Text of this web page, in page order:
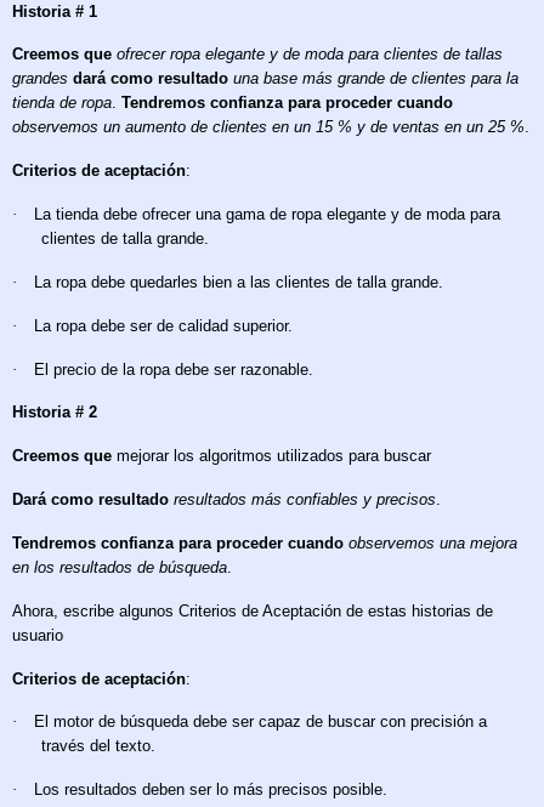
Historia # 1
Creemos que ofrecer ropa elegante y de moda para clientes de tallas
grandes dará como resultado una base más grande de clientes para la
tienda de ropa. Tendremos confianza para proceder cuando
observemos un aumento de clientes en un 15 % y de ventas en un 25 %.
Criterios de aceptación:
·
La tienda debe ofrecer una gama de ropa elegante y de moda para
clientes de talla grande.
· La ropa debe quedarles bien a las clientes de talla grande.
· La ropa debe ser de calidad superior.
· El precio de la ropa debe ser razonable.
Historia # 2
Creemos que mejorar los algoritmos utilizados para buscar
Dará como resultado resultados más confiables y precisos.
Tendremos confianza para proceder cuando observemos una mejora
en los resultados de búsqueda
Ahora, escribe algunos Criterios de Aceptación de estas historias de
usuario
Criterios de aceptación:
·
El motor de búsqueda debe ser capaz de buscar con precisión a
través del texto.
· Los resultados deben ser lo más precisos posible.